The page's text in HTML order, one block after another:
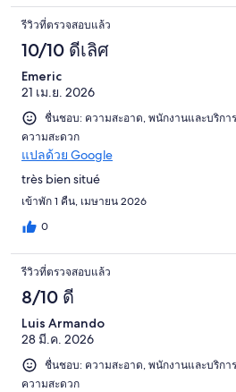
รีวิวที่ตรวจสอบแล้ว
10/10 ดีเลิศ
Emeric
21 เม.ย. 2026
ชื่นชอบ: ความสะอาด, พนักงานและบริกา
ความสะดวก
แปลด้วย Google
très bien situé
เข้าพัก 1 คืน, เมษายน 2026
0
รีวิวที่ตรวจสอบแล้ว
8/10 ดี
Luis Armando
28 มี.ค. 2026
ชื่นชอบ: ความสะอาด, พนักงานและบริกา
ความสะดวก